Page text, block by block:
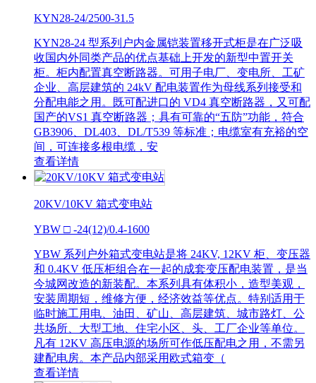
KYN28-24/2500-31.5
KYN28-24 型系列户内金属铠装置移开式柜是在广泛吸
收国内外同类产品的优点基础上开发的新型中置开关
柜。柜内配置真空断路器。可用子电厂、变电所、工矿
企业、高层建筑的 24kV 配电装置作为母线系列接受和
分配电能之用。既可配进口的 VD4 真空断路器，又可配
国产的VS1 真空断路器；具有可靠的“五防”功能，符合
GB3906、DL403、DL/T539 等标准；电缆室有充裕的空
间，可连接多根电缆，安
查看详情
20KV/10KV 箱式变电站
YBW □ -24(12)/0.4-1600
YBW 系列户外箱式变电站是将 24KV, 12KV 柜、变压器
和 0.4KV 低压柜组合在一起的成套变压配电装置，是当
今城网改造的新装配。本系列具有体积小，造型美观，
安装周期短，维修方便，经济效益等优点。特别适用于
临时施工用电、油田、矿山、高层建筑、城市路灯、公
共场所、大型工地、住宅小区、头、工厂企业等单位。
凡有 12KV 高压电源的场所可作低压配电之用，不需另
建配电房。本产品内部采用欧式箱变（
查看详情